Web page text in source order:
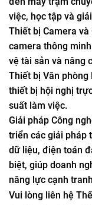
việc, học tập và
Thiết bị Camera và
camera thông
vệ tài sản và nâng
Thiết bị Văn phòng
thiết bị hội nghị
suất làm việc.
Giải pháp Công
triển các giải pháp
dữ liệu, điện toán
biệt, giúp doanh
năng lực cạnh
Vui lòng liên hệ